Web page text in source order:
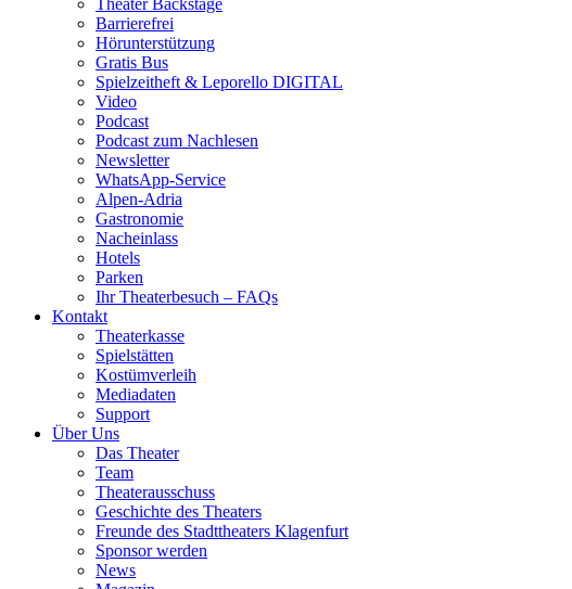
Theater Backstage
Barrierefrei
Hörunterstützung
Gratis Bus
Spielzeitheft & Leporello DIGITAL
Video
Podcast
Podcast zum Nachlesen
Newsletter
WhatsApp-Service
Alpen-Adria
Gastronomie
Nacheinlass
Hotels
Parken
Ihr Theaterbesuch – FAQs
Kontakt
Theaterkasse
Spielstätten
Kostümverleih
Mediadaten
Support
Über Uns
Das Theater
Team
Theaterausschuss
Geschichte des Theaters
Freunde des Stadttheaters Klagenfurt
Sponsor werden
News